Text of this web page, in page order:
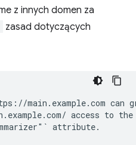
z innych domen za
zasad dotyczących
main.example.com can
access to
attribute.